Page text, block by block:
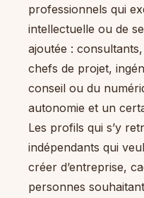
professionnels qui
intellectuelle ou de
ajoutée :
chefs de projet,
conseil ou du
autonomie et un
Les profils qui s’y
indépendants qui
créer d’entreprise,
personnes